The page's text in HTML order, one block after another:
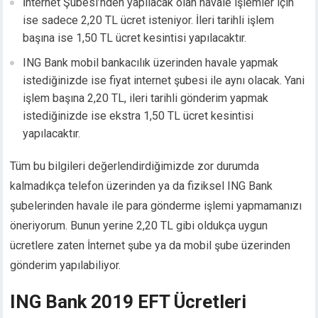
panel
panel
panel
Panel
panel
Hacklink
satın al
panel
ise sadece 2,20 TL ücret isteniyor. İleri tarihli işlem
başına ise 1,50 TL ücret kesintisi yapılacaktır.
ING Bank mobil bankacılık üzerinden havale yapmak
istediğinizde ise fiyat internet şubesi ile aynı olacak. Yani
işlem başına 2,20 TL, ileri tarihli gönderim yapmak
istediğinizde ise ekstra 1,50 TL ücret kesintisi
yapılacaktır.
Tüm bu bilgileri değerlendirdiğimizde zor durumda
kalmadıkça telefon üzerinden ya da fiziksel ING Bank
şubelerinden havale ile para gönderme işlemi yapmamanızı
öneriyorum. Bunun yerine 2,20 TL gibi oldukça uygun
ücretlere zaten İnternet şube ya da mobil şube üzerinden
gönderim yapılabiliyor.
ING Bank 2019 EFT Ücretleri